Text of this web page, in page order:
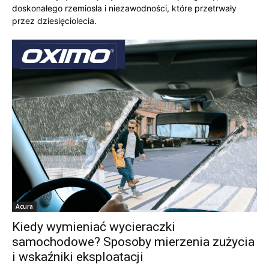
doskonałego rzemiosła i niezawodności, które przetrwały
przez dziesięciolecia.
Acura
Kiedy wymieniać wycieraczki
samochodowe? Sposoby mierzenia zużycia
i wskaźniki eksploatacji